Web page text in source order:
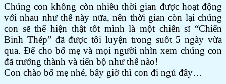
Chúng con không còn nhiều thời gian được hoạt động
với nhau như thế này nữa, nên thời gian còn lại chúng
con sẽ thể hiện thật tốt mình là một chiến sĩ “Chiến
Binh Thép” đã được tôi luyện trong suốt 5 ngày vừa
qua. Để cho bố mẹ và mọi người nhìn xem chúng con
đã trưởng thành và tiến bộ như thế nào!
Con chào bố mẹ nhé, bây giờ thì con đi ngủ đây…